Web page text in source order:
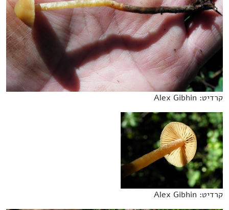
קרדיט: Alex Gibhin
קרדיט: Alex Gibhin